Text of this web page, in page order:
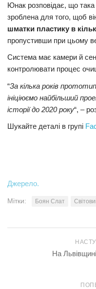
Юнак розповідає, що
зроблена для того, щоб
шматки пластику в
пропустивши при цьому
Система має камери й
контролювати процес
“За кілька років
ініціюємо найбільший
історії до 2020 року“, –
Шукайте деталі в групі
Джерело.
Мітки: Боян Слат
На